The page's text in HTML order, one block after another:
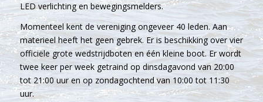
LED verlichting en bewegingsmelders.
Momenteel kent de vereniging ongeveer 40 leden. Aan
materieel heeft het geen gebrek. Er is beschikking over vier
officiële grote wedstrijdboten en één kleine boot. Er wordt
twee keer per week getraind op dinsdagavond van 20:00
tot 21:00 uur en op zondagochtend van 10:00 tot 11:30
uur.